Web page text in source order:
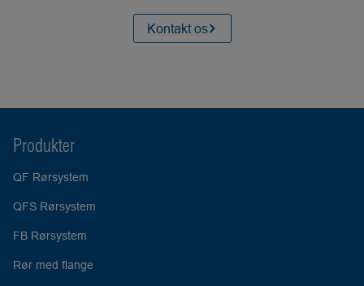
Kontakt os
Produkter
QF Rørsystem
QFS Rørsystem
FB Rørsystem
Rør med flange